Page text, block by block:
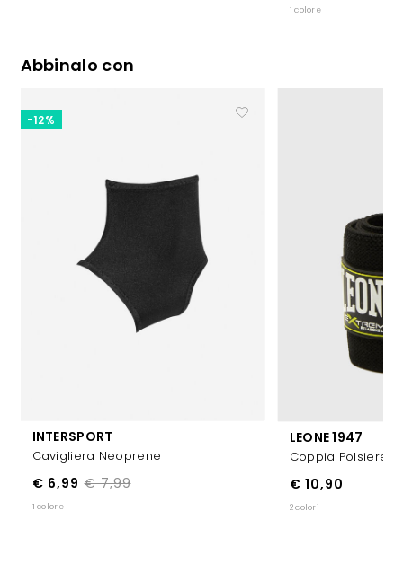
1 colore
Abbinalo con
INTERSPORT
Cavigliera Neoprene
€ 7,99
€ 6,99
-12%
1 colore
LEONE 1947
Coppia Polsiere
€ 10,90
2 colori